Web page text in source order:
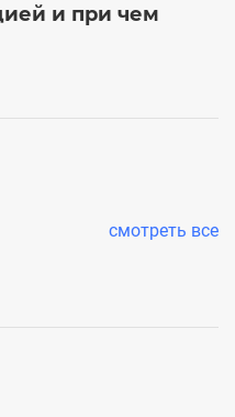
и при чем
cмотреть все